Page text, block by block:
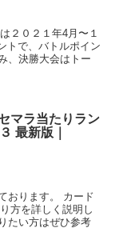
２０２１年4月〜１
トで、バトルポイン
、決勝大会はトー
マラ当たりラン
最新版｜
おります。 カード
方を詳しく説明し
たい方はぜひ参考